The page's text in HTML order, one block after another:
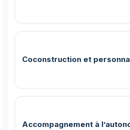
Coconstruction et
Accompagnement à